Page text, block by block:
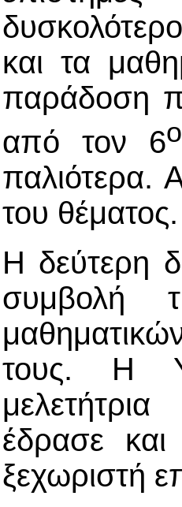
και τα
παράδοση
από τον 6ο
παλιότερα.
του θέματος.
Η δεύτερη
συμβολή
τους. Η
έδρασε
ξεχωριστή